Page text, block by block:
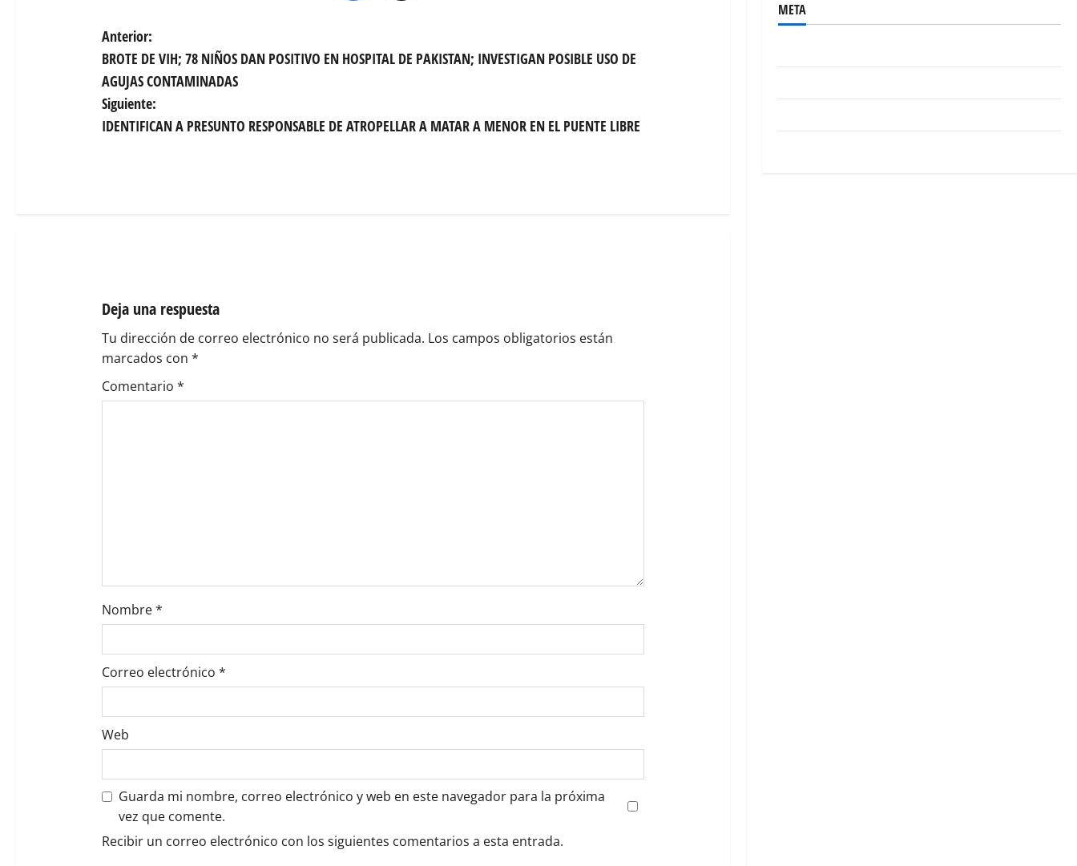
N
a
v
e
ó
n
d
e
a
d
a
s
Anterior:
BROTE DE VIH; 78 NIÑOS DAN POSITIVO EN HOSPITAL DE PAKISTAN; INVESTIGAN POSIBLE USO DE
AGUJAS CONTAMINADAS
Siguiente:
IDENTIFICAN A PRESUNTO RESPONSABLE DE ATROPELLAR A MATAR A MENOR EN EL PUENTE LIBRE
Deja una respuesta
Tu dirección de correo electrónico no será publicada. Los campos obligatorios están
marcados con *
Comentario *
Nombre*
Correo electrónico *
Web
Guarda mi nombre, correo electrónico y web en este navegador para la próxima
vez que comente.
Recibir un correo electrónico con los siguientes comentarios a esta entrada.
META